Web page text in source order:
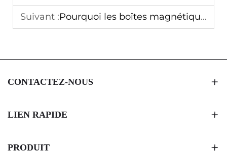
Suivant :Pourquoi les boîtes magnétiques pivotantes sont préférées pour les produits de luxe
CONTACTEZ-NOUS
LIEN RAPIDE
PRODUIT